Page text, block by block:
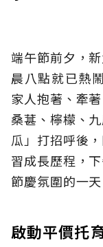
端午節前夕，
晨八點就已熱
家人抱著、牽
桑葚、檸檬、
瓜」打招呼後
習成長歷程，
節慶氛圍的一天
啟動平價托